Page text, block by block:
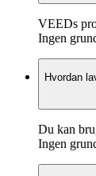
VEEDs
Ingen
Hvordan
Du kan
Ingen